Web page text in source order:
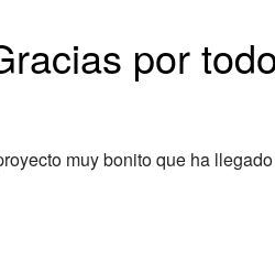
por
muy bonito que ha